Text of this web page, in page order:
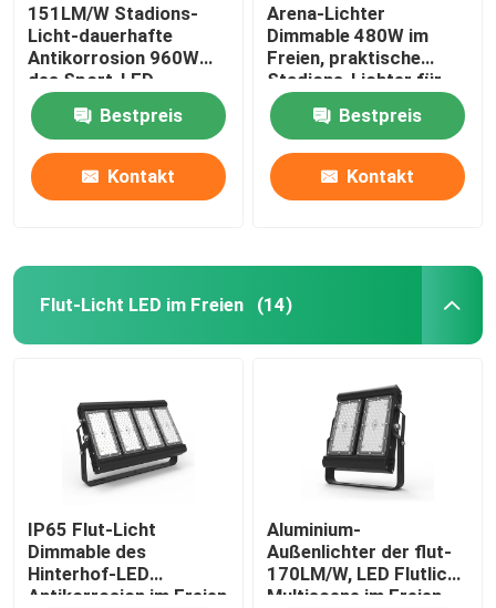
151LM/W Stadions-
Licht-dauerhafte
Antikorrosion 960W
des Sport-LED
Bestpreis
Kontakt
Arena-Lichter
Dimmable 480W im
Freien, praktische
Stadions-Lichter für
Hinterhof
Bestpreis
Kontakt
Flut-Licht LED im Freien (14)
IP65 Flut-Licht
Dimmable des
Hinterhof-LED
Antikorrosion im Freien
Aluminium-
Außenlichter der flut-
170LM/W, LED Flutlicht
Multiscene im Freien